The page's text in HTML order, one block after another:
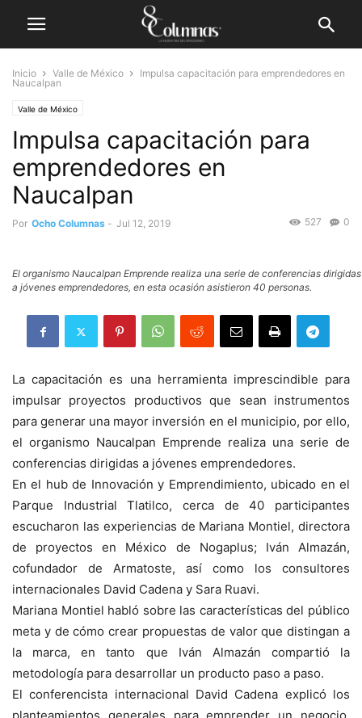
Inicio Valle de México
Impulsa capacitación para emprendedores en
Naucalpan
Valle de México
Impulsa capacitación para
emprendedores en
Naucalpan
Por Ocho Columnas - Jul 12, 2019 0
527
El organismo Naucalpan Emprende realiza una serie de conferencias dirigidas
a jóvenes emprendedores, en esta ocasión asistieron 40 personas.
La capacitación es una herramienta imprescindible para
impulsar proyectos productivos que sean instrumentos
para generar una mayor inversión en el municipio, por ello,
el organismo Naucalpan Emprende realiza una serie de
conferencias dirigidas a jóvenes emprendedores.
En el hub de Innovación y Emprendimiento, ubicado en el
Parque Industrial Tlatilco, cerca de 40 participantes
escucharon las experiencias de Mariana Montiel, directora
de proyectos en México de Nogaplus; Iván Almazán,
cofundador de Armatoste, así como los consultores
internacionales David Cadena y Sara Ruavi.
Mariana Montiel habló sobre las características del público
meta y de cómo crear propuestas de valor que distingan a
la marca, en tanto que Iván Almazán compartió la
metodología para desarrollar un producto paso a paso.
El conferencista internacional David Cadena explicó los